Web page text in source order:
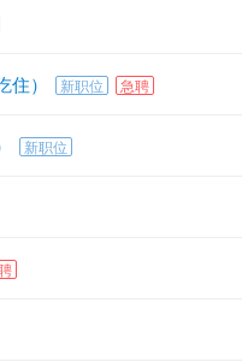
） 新职位 急聘
新职位